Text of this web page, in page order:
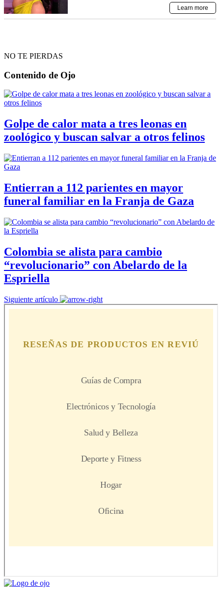
NO TE PIERDAS
Contenido de Ojo
Golpe de calor mata a tres leonas en
zoológico y buscan salvar a otros felinos
Entierran a 112 parientes en mayor
funeral familiar en la Franja de Gaza
Colombia se alista para cambio
“revolucionario” con Abelardo de la
Espriella
Siguiente artículo